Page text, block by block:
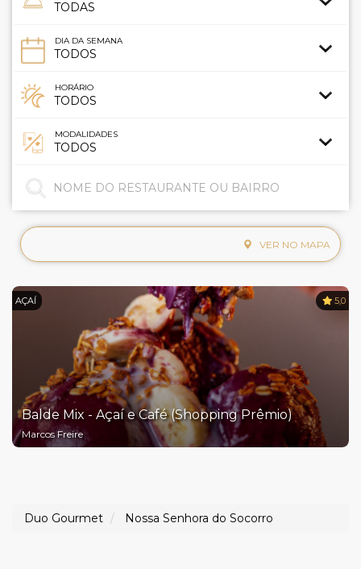
DIA DA SEMANA
HORÁRIO
MODALIDADES
VER NO MAPA
AÇAÍ 5,0
Balde Mix - Açaí e Café (Shopping Prêmio)
Marcos Freire
Duo Gourmet Nossa Senhora do Socorro